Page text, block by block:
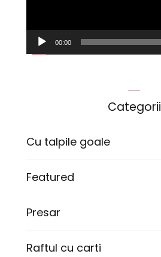
00:00
Categorii
Cu talpile goale
Featured
Presar
Raftul cu carti